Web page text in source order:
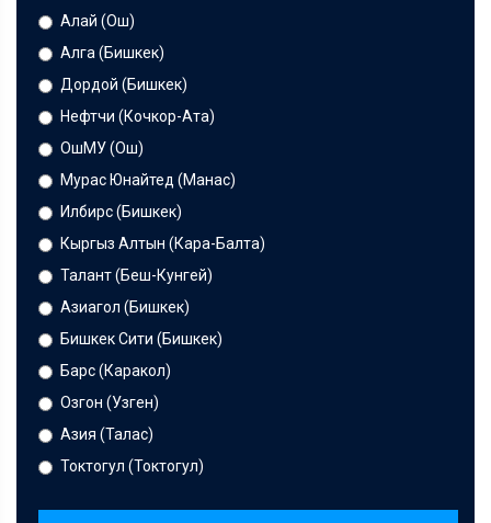
Алай (Ош)
Алга (Бишкек)
Дордой (Бишкек)
Нефтчи (Кочкор-Ата)
ОшМУ (Ош)
Мурас Юнайтед (Манас)
Илбирс (Бишкек)
Кыргыз Алтын (Кара-Балта)
Талант (Беш-Кунгей)
Азиагол (Бишкек)
Бишкек Сити (Бишкек)
Барс (Каракол)
Озгон (Узген)
Азия (Талас)
Токтогул (Токтогул)